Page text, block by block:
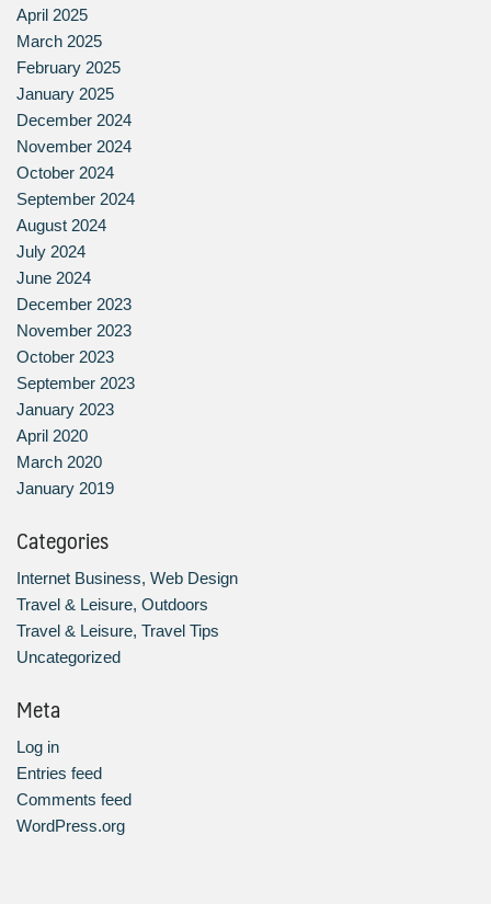
April 2025
March 2025
February 2025
January 2025
December 2024
November 2024
October 2024
September 2024
August 2024
July 2024
June 2024
December 2023
November 2023
October 2023
September 2023
January 2023
April 2020
March 2020
January 2019
Categories
Internet Business, Web Design
Travel & Leisure, Outdoors
Travel & Leisure, Travel Tips
Uncategorized
Meta
Log in
Entries feed
Comments feed
WordPress.org